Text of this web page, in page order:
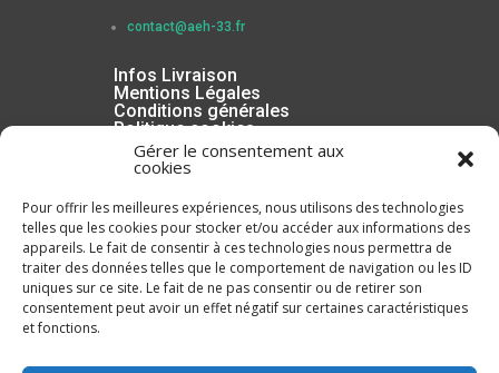
Gérer le consentement aux
cookies
Pour offrir les meilleures expériences, nous utilisons des technologies
telles que les cookies pour stocker et/ou accéder aux informations des
appareils. Le fait de consentir à ces technologies nous permettra de
traiter des données telles que le comportement de navigation ou les ID
uniques sur ce site. Le fait de ne pas consentir ou de retirer son
consentement peut avoir un effet négatif sur certaines caractéristiques
et fonctions.
contact@aeh-33.fr
Infos Livraison
Mentions Légales
Conditions générales
Politique cookies